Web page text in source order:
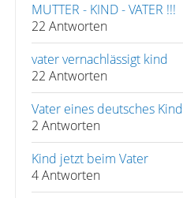
MUTTER - KIND - VATER !!!
22 Antworten
vater vernachlässigt kind
22 Antworten
Vater eines deutsches Kind
2 Antworten
Kind jetzt beim Vater
4 Antworten